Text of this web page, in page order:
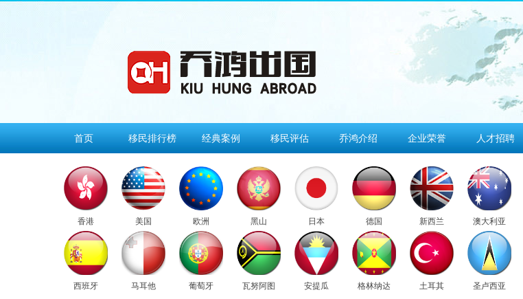
首页 移民排行榜 经典案例 移民评估 乔鸿介绍 企业荣誉 人才招聘
香港 美国 欧洲 黑山 日本 德国 新西兰 澳大利亚
西班牙 马耳他 葡萄牙 瓦努阿图 安提瓜 格林纳达 土耳其 圣卢西亚